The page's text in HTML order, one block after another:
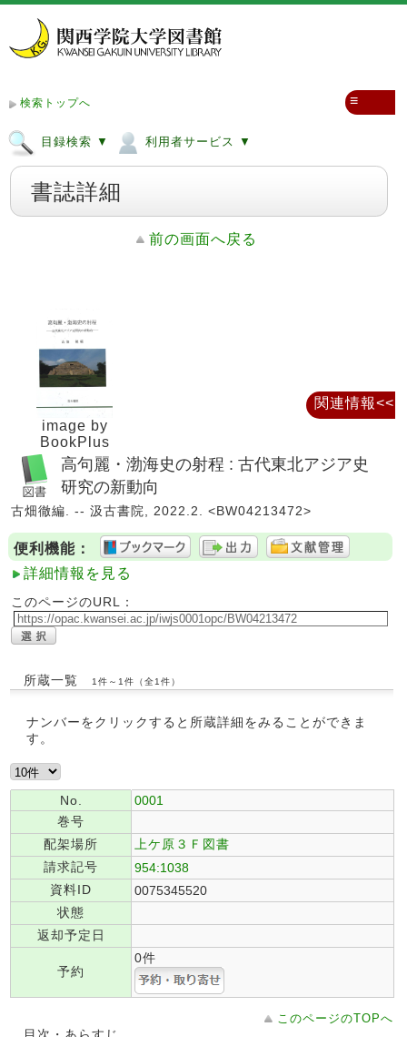
検索トップへ
目録検索 ▼ 利用者サービス ▼
≡
書誌詳細
前の画面へ戻る
image by
BookPlus
高句麗・渤海史の射程 : 古代東北アジア史
研究の新動向
古畑徹編. -- 汲古書院, 2022.2. <BW04213472>
便利機能：
詳細情報を見る
このページのURL：
所蔵一覧 1件～1件（全1件）
ナンバーをクリックすると所蔵詳細をみることができま
す。
No.
0001
巻号
配架場所
上ケ原３Ｆ図書
請求記号
954:1038
資料ID
0075345520
状態
返却予定日
予約
0件
このページのTOPへ
関連情報<<